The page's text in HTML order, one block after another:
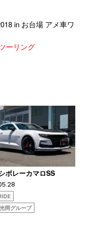
in お台場 アメ車ワ
ーリング
ボレーカマロSS
岡グループ